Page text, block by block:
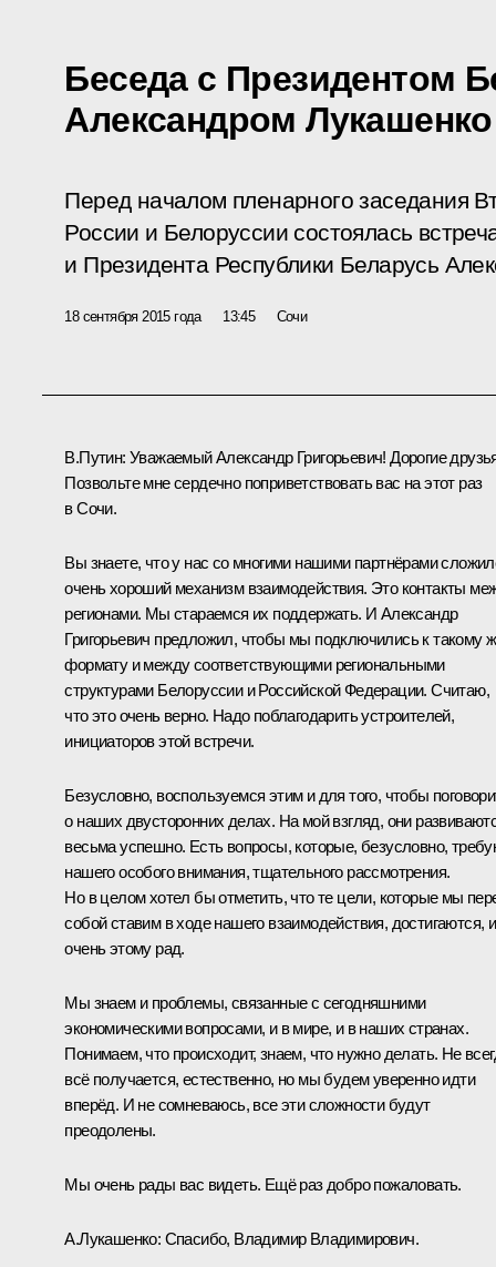
Беседа с Президентом
Александром Лукашенко
Перед началом пленарного заседания
России и Белоруссии состоялась
и Президента Республики Беларусь
18 сентября 2015 года 13:45 Сочи
В.Путин: Уважаемый Александр Григорьевич! Дорогие
Позвольте мне сердечно поприветствовать вас на этот раз
в Сочи.
Вы знаете, что у нас со многими нашими партнёрами
очень хороший механизм взаимодействия. Это контакты
регионами. Мы стараемся их поддержать. И Александр
Григорьевич предложил, чтобы мы подключились к такому
формату и между соответствующими региональными
структурами Белоруссии и Российской Федерации. Считаю,
что это очень верно. Надо поблагодарить устроителей,
инициаторов этой встречи.
Безусловно, воспользуемся этим и для того, чтобы
о наших двусторонних делах. На мой взгляд, они
весьма успешно. Есть вопросы, которые, безусловно,
нашего особого внимания, тщательного рассмотрения.
Но в целом хотел бы отметить, что те цели, которые мы
собой ставим в ходе нашего взаимодействия, достигаются,
очень этому рад.
Мы знаем и проблемы, связанные с сегодняшними
экономическими вопросами, и в мире, и в наших странах.
Понимаем, что происходит, знаем, что нужно делать. Не
всё получается, естественно, но мы будем уверенно идти
вперёд. И не сомневаюсь, все эти сложности будут
преодолены.
Мы очень рады вас видеть. Ещё раз добро пожаловать.
А.Лукашенко: Спасибо, Владимир Владимирович.